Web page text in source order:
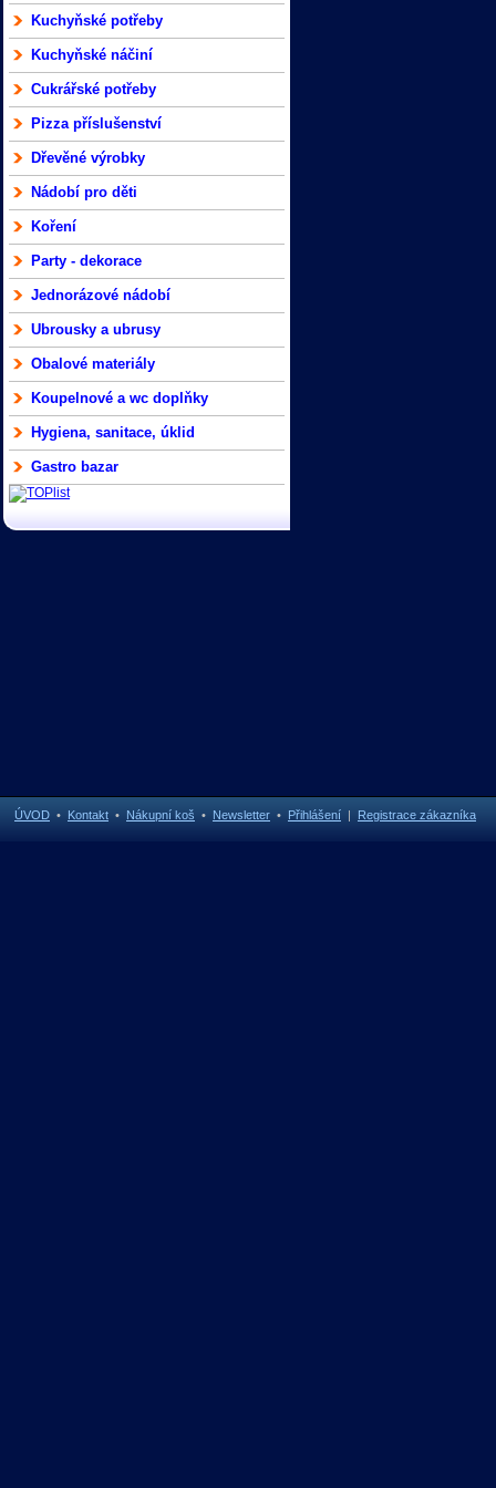
Kuchyňské potřeby
Kuchyňské náčiní
Cukrářské potřeby
Pizza příslušenství
Dřevěné výrobky
Nádobí pro děti
Koření
Party - dekorace
Jednorázové nádobí
Ubrousky a ubrusy
Obalové materiály
Koupelnové a wc doplňky
Hygiena, sanitace, úklid
Gastro bazar
ÚVOD • Kontakt • Nákupní koš • Newsletter • Přihlášení | Registrace zákazníka